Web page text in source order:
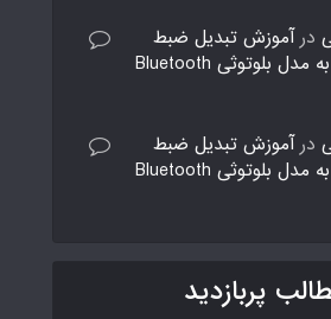
در آموزش تبدیل ضبط
صوت قدیمی به مدل بلوتوثی Bluetooth
در آموزش تبدیل ضبط
صوت قدیمی به مدل بلوتوثی Bluetooth
پربازدید